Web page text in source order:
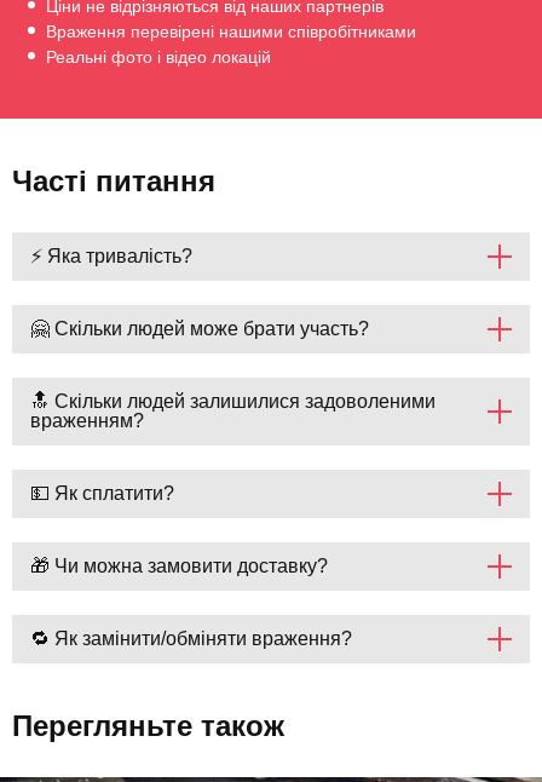
Ціни не відрізняються від наших партнерів
Враження перевірені нашими співробітниками
Реальні фото і відео локацій
Часті питання
⚡ Яка тривалість?
🤗 Скільки людей може брати участь?
🔝 Скільки людей залишилися задоволеними
враженням?
💵 Як сплатити?
🎁 Чи можна замовити доставку?
🔁 Як замінити/обміняти враження?
Перегляньте також